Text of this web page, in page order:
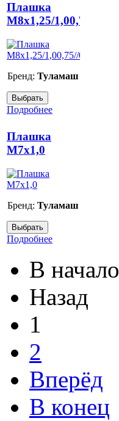
Плашка
M8x1,25/1,00,75//0,5
Бренд: Туламаш
Подробнее
Плашка
М7х1,0
Бренд: Туламаш
Подробнее
В начало
Назад
1
2
Вперёд
В конец